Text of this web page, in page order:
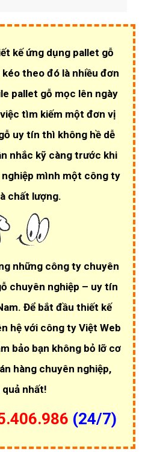
kế ứng dụng pallet gỗ
theo đó là nhiều đơn
pallet gỗ mọc lên ngày
tìm kiếm một đơn vị
uy tín thì không hề dễ
nhắc kỹ càng trước khi
mình một công ty
chất lượng.
những công ty chuyên
chuyên nghiệp – uy tín
Để bắt đầu thiết kế
hệ với công ty Việt Web
bảo bạn không bỏ lỡ cơ
hàng chuyên nghiệp,
quả nhất!
(24/7)